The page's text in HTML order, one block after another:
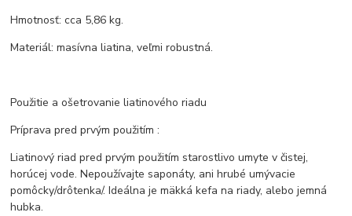
Hmotnosť: cca 5,86 kg.
Materiál: masívna liatina, veľmi robustná.
Použitie a ošetrovanie liatinového riadu
Príprava pred prvým použitím :
Liatinový riad pred prvým použitím starostlivo umyte v čistej,
horúcej vode. Nepoužívajte saponáty, ani hrubé umývacie
pomôcky/drôtenka/. Ideálna je mäkká kefa na riady, alebo jemná
hubka.